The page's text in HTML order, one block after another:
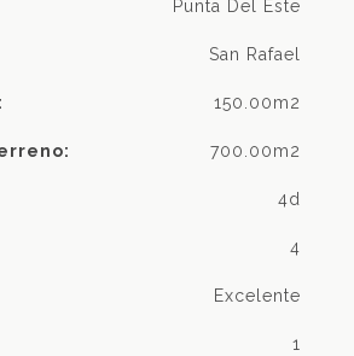
Punta Del Este
San Rafael
150.00m2
700.00m2
4d
4
Excelente
1